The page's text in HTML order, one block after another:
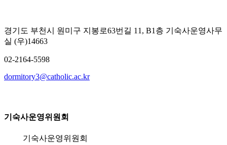
경기도 부천시 원미구 지봉로63번길 11, B1층 기숙사운영사무
실 (우)14663
02-2164-5598
dormitory3@catholic.ac.kr
기숙사운영위원회
기숙사운영위원회